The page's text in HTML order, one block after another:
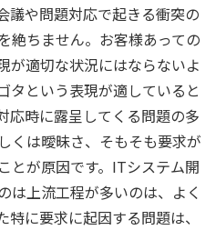
議や問題対応で起きる衝突の
絶ちません。お客様あっての
が適切な状況にはならないよ
タという表現が適していると
応時に露呈してくる問題の多
くは曖昧さ、そもそも要求が
とが原因です。ITシステム開
は上流工程が多いのは、よく
に要求に起因する問題は、